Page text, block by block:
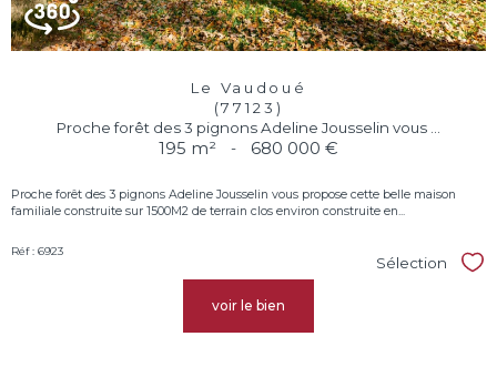
Le Vaudoué
(77123)
Proche forêt des 3 pignons Adeline Jousselin vous ...
195 m² - 680 000 €
Proche forêt des 3 pignons Adeline Jousselin vous propose cette belle maison
familiale construite sur 1500M2 de terrain clos environ construite en...
Réf : 6923
Sélection
voir le bien